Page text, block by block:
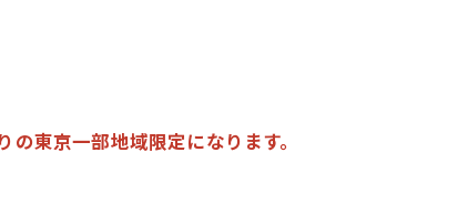
東京一部地域限定になります。